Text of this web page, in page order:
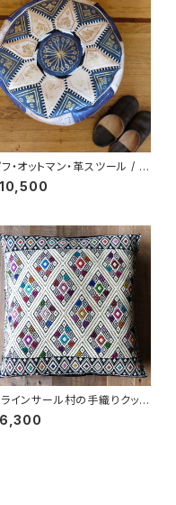
・オットマン・革スツール / bl
/m9b/ MOROCCO モロッ
ラインサール村の手織りクッシ
カバー /215e MEXICO メ
コ